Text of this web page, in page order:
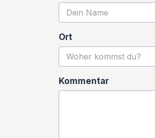
Ort
Kommentar